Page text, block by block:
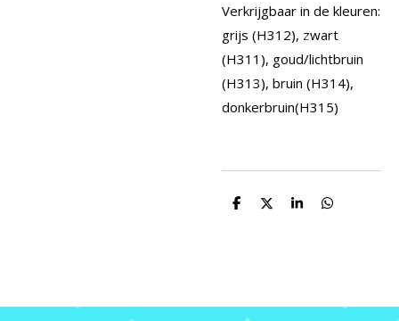
Verkrijgbaar in de kleuren:
grijs (H312), zwart
(H311), goud/lichtbruin
(H313), bruin (H314),
donkerbruin(H315)
D
D
S
D